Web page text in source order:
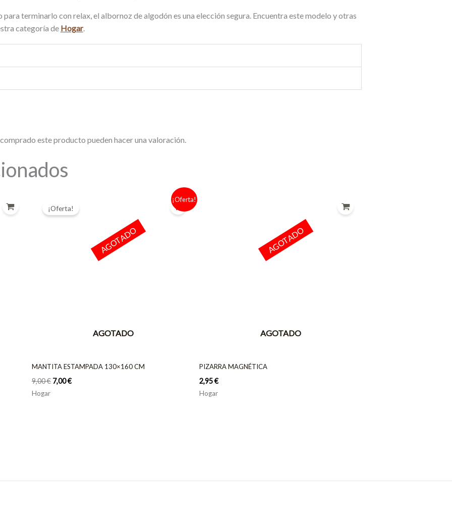
terminarlo con relax, el albornoz de algodón es una elección segura. Encuentra este modelo y otras
categoría de Hogar.
este producto pueden hacer una valoración.
¡Oferta!
AGOTADO
¡Oferta!
MANTITA ESTAMPADA 130×160 CM
9,00€
original
7,00€
actual
Hogar
AGOTADO
AGOTADO
PIZARRA MAGNÉTICA
2,95€
Hogar
AGOTADO